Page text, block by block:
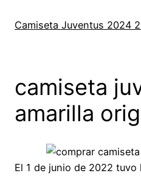
Camiseta Juventus 2024
camiseta
amarilla
El 1 de junio de 2022